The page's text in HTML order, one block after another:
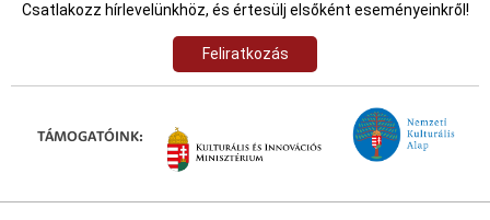
Csatlakozz hírlevelünkhöz, és értesülj elsőként eseményeinkről!
Feliratkozás
TÁMOGATÓINK: